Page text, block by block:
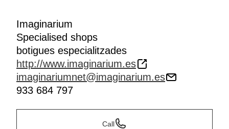
Imaginarium
Specialised shops
botigues especialitzades
http://www.imaginarium.es
imaginariumnet@imaginarium.es
933 684 797
Call